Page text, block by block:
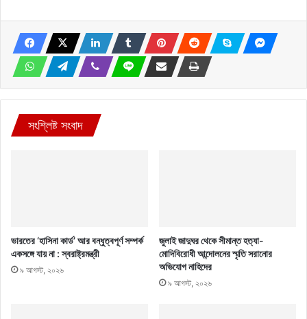
সংশ্লিষ্ট সংবাদ
ভারতের ‘হাসিনা কার্ড’ আর বন্ধুত্বপূর্ণ সম্পর্ক
একসঙ্গে যায় না : স্বরাষ্ট্রমন্ত্রী
৯ আগস্ট, ২০২৬
জুলাই জাদুঘর থেকে সীমান্ত হত্যা-
মোদিবিরোধী আন্দোলনের স্মৃতি সরানোর
অভিযোগ নাহিদের
৯ আগস্ট, ২০২৬